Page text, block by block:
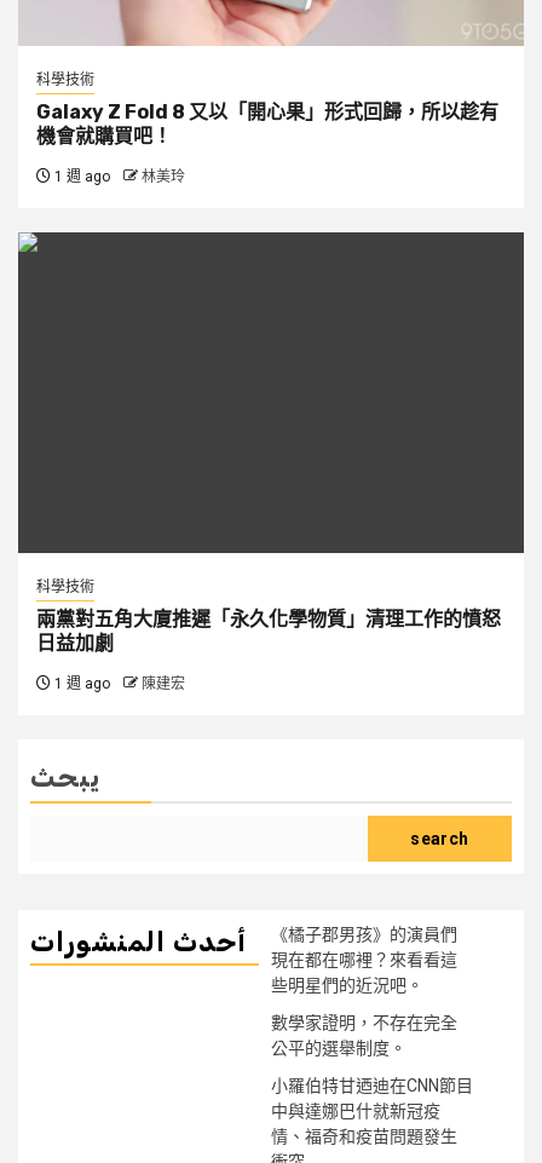
科學技術
Galaxy Z Fold 8 又以「開心果」形式回歸，所以趁有
機會就購買吧！
1 週 ago 林美玲
科學技術
兩黨對五角大廈推遲「永久化學物質」清理工作的憤怒
日益加劇
1 週 ago 陳建宏
يبحث
search
أحدث المنشورات
《橘子郡男孩》的演員們
現在都在哪裡？來看看這
些明星們的近況吧。
數學家證明，不存在完全
公平的選舉制度。
小羅伯特甘迺迪在CNN節目
中與達娜巴什就新冠疫
情、福奇和疫苗問題發生